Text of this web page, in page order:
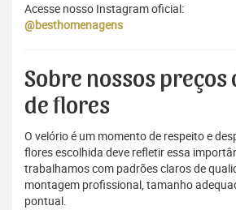
Acesse nosso Instagram oficial:
@besthomenagens
Sobre nossos preços
de flores
O velório é um momento de respeito e
flores escolhida deve refletir essa
trabalhamos com padrões claros de
montagem profissional, tamanho
pontual.